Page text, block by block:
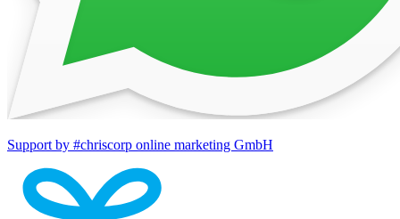
Support by #chriscorp online marketing GmbH